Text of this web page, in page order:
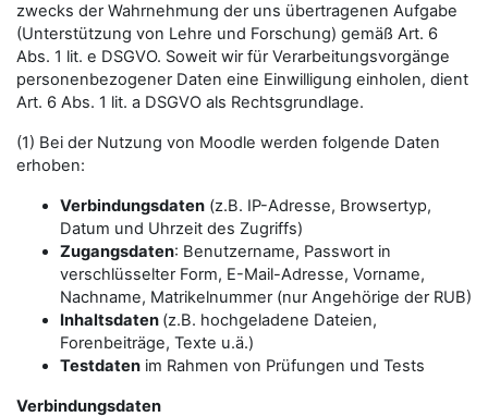
zwecks der Wahrnehmung der uns übertragenen Aufgabe
(Unterstützung von Lehre und Forschung) gemäß Art. 6
Abs. 1 lit. e DSGVO. Soweit wir für Verarbeitungsvorgänge
personenbezogener Daten eine Einwilligung einholen, dient
Art. 6 Abs. 1 lit. a DSGVO als Rechtsgrundlage.
(1) Bei der Nutzung von Moodle werden folgende Daten
erhoben:
Verbindungsdaten (z.B. IP-Adresse, Browsertyp,
Datum und Uhrzeit des Zugriffs)
Zugangsdaten: Benutzername, Passwort in
verschlüsselter Form, E-Mail-Adresse, Vorname,
Nachname, Matrikelnummer (nur Angehörige der RUB)
Inhaltsdaten (z.B. hochgeladene Dateien,
Forenbeiträge, Texte u.ä.)
Testdaten im Rahmen von Prüfungen und Tests
Verbindungsdaten